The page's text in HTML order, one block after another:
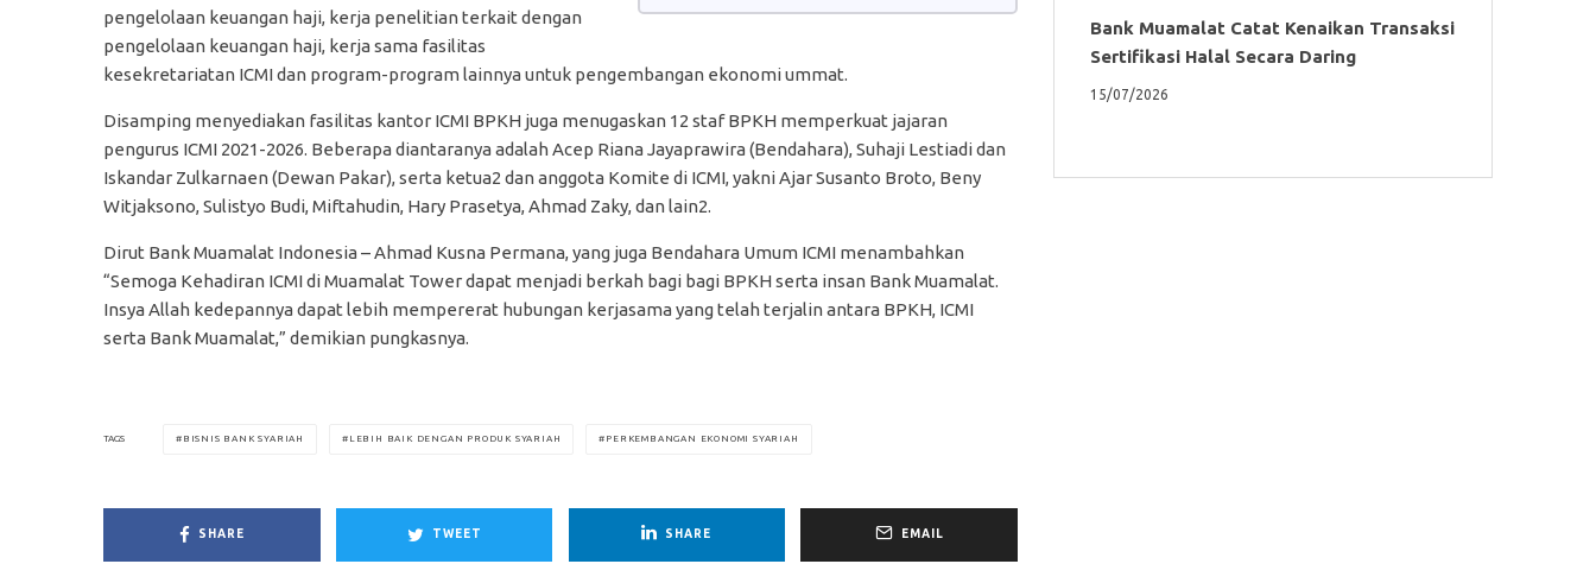
pengelolaan keuangan haji, kerja penelitian terkait dengan
pengelolaan keuangan haji, kerja sama fasilitas
kesekretariatan ICMI dan program-program lainnya untuk pengembangan ekonomi ummat.
Disamping menyediakan fasilitas kantor ICMI BPKH juga menugaskan 12 staf BPKH memperkuat jajaran
pengurus ICMI 2021-2026. Beberapa diantaranya adalah Acep Riana Jayaprawira (Bendahara), Suhaji Lestiadi dan
Iskandar Zulkarnaen (Dewan Pakar), serta ketua2 dan anggota Komite di ICMI, yakni Ajar Susanto Broto, Beny
Witjaksono, Sulistyo Budi, Miftahudin, Hary Prasetya, Ahmad Zaky, dan lain2.
Dirut Bank Muamalat Indonesia – Ahmad Kusna Permana, yang juga Bendahara Umum ICMI menambahkan
“Semoga Kehadiran ICMI di Muamalat Tower dapat menjadi berkah bagi bagi BPKH serta insan Bank Muamalat.
Insya Allah kedepannya dapat lebih mempererat hubungan kerjasama yang telah terjalin antara BPKH, ICMI
serta Bank Muamalat,” demikian pungkasnya.
TAGS BISNIS BANK SYARIAH LEBIH BAIK DENGAN PRODUK SYARIAH PERKEMBANGAN EKONOMI SYARIAH
SHARE TWEET SHARE EMAIL
Bank Muamalat Catat Kenaikan Transaksi
Sertifikasi Halal Secara Daring
15/07/2026